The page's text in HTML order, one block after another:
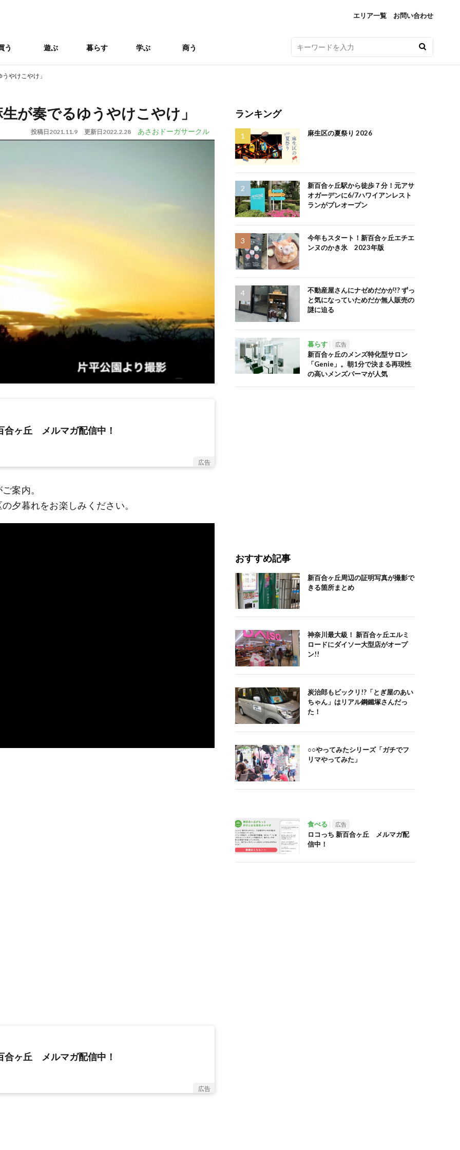
エリア一覧 お問い合わせ
う 遊ぶ 暮らす 学ぶ 商う
やけこやけ」
が奏でるゆうやけこやけ」
投稿日2021.11.9 更新日2022.2.28 あさおドーガサークル
合ヶ丘 メルマガ配信中！
広告
案内。
夕暮れをお楽しみください。
合ヶ丘 メルマガ配信中！
広告
ランキング
麻生区の夏祭り 2026
新百合ヶ丘駅から徒歩７分！元アサ
オガーデンに6/7ハワイアンレスト
ランがプレオープン
今年もスタート！新百合ヶ丘エチエ
ンヌのかき氷 2023年版
不動産屋さんにナゼめだかが!? ずっ
と気になっていためだか無人販売の
謎に迫る
暮らす 広告
新百合ヶ丘のメンズ特化型サロン
「Genie」。朝1分で決まる再現性
の高いメンズパーマが人気
おすすめ記事
新百合ヶ丘周辺の証明写真が撮影で
きる箇所まとめ
神奈川最大級！ 新百合ヶ丘エルミ
ロードにダイソー大型店がオープ
ン!!
炭治郎もビックリ!?「とぎ屋のあい
ちゃん」はリアル鋼鐵塚さんだっ
た！
○○やってみたシリーズ「ガチでフ
リマやってみた」
食べる 広告
ロコっち 新百合ヶ丘 メルマガ配
信中！